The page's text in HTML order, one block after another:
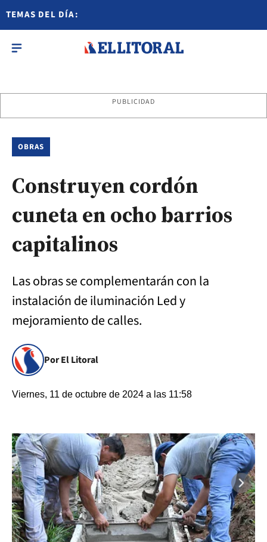
TEMAS DEL DÍA:
PUBLICIDAD
OBRAS
Construyen cordón
cuneta en ocho barrios
capitalinos
Las obras se complementarán con la
instalación de iluminación Led y
mejoramiento de calles.
Por El Litoral
Viernes, 11 de octubre de 2024 a las 11:58